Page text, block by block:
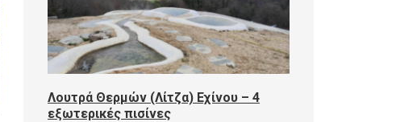
Λουτρά Θερμών (Λίτζα) Εχίνου – 4
εξωτερικές πισίνες